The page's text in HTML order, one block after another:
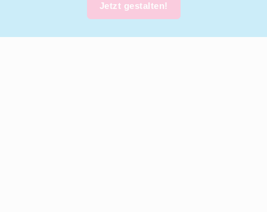
Jetzt gestalten!